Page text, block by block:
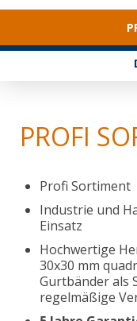
PROFI
Profi Sortiment
Industrie und
Einsatz
Hochwertige
30x30 mm
Gurtbänder als
regelmäßige